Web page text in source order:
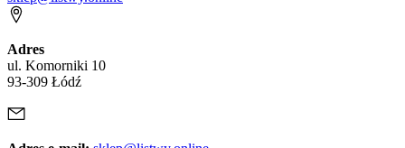
Adres
ul. Komorniki 10
93-309 Łódź